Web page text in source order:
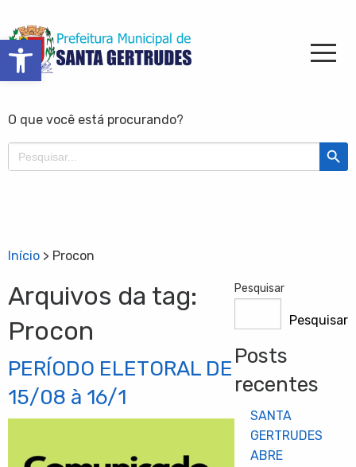
Barra de Ferramentas Aberta
O que você está procurando?
Search
for:
Search
Início > Procon
Arquivos da tag:
Procon
PERÍODO ELETORAL DE
15/08 à 16/1
Pesquisar
Pesquisar
Posts
recentes
SANTA
GERTRUDES
ABRE